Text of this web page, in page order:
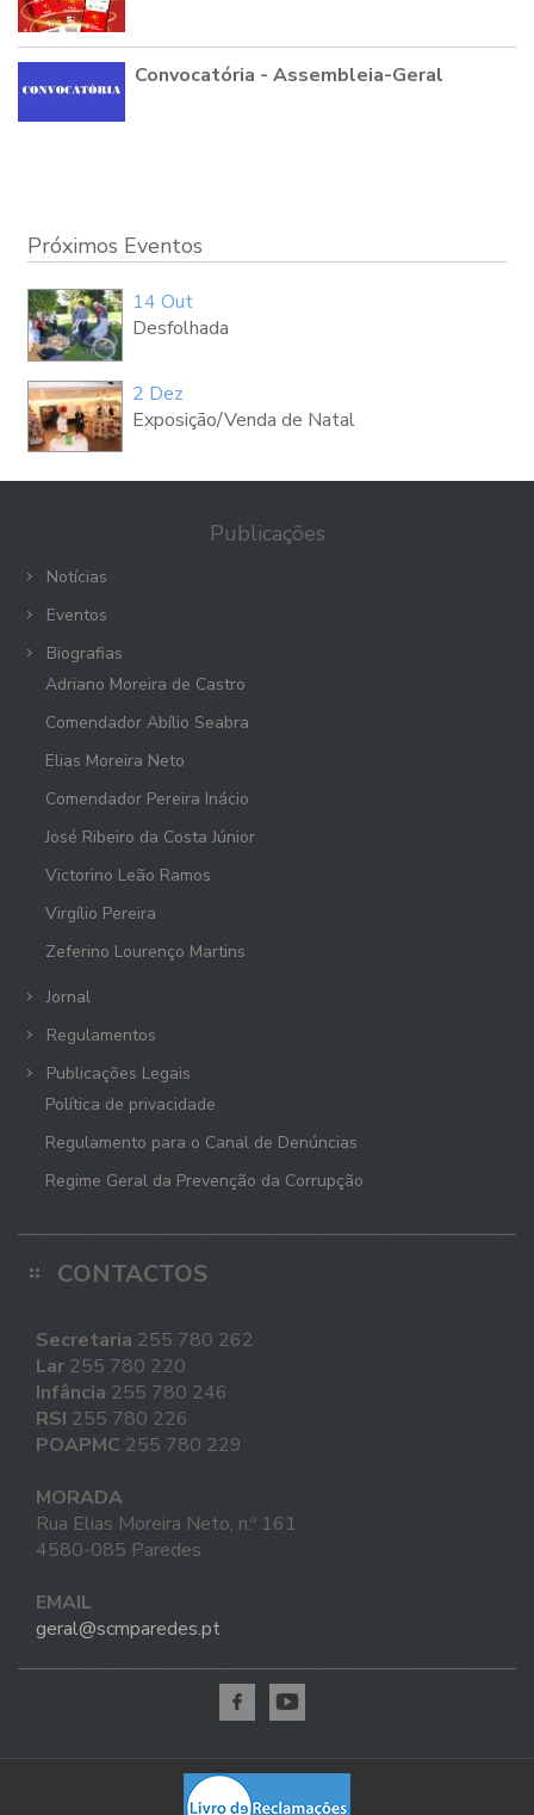
Convocatória - Assembleia-Geral
Próximos Eventos
14 Out
Desfolhada
2 Dez
Exposição/Venda de Natal
Publicações
Notícias
Eventos
Biografias
Adriano Moreira de Castro
Comendador Abílio Seabra
Elias Moreira Neto
Comendador Pereira Inácio
José Ribeiro da Costa Júnior
Victorino Leão Ramos
Virgílio Pereira
Zeferino Lourenço Martins
Jornal
Regulamentos
Publicações Legais
Política de privacidade
Regulamento para o Canal de Denúncias
Regime Geral da Prevenção da Corrupção
CONTACTOS
Secretaria 255 780 262
Lar 255 780 220
Infância 255 780 246
RSI 255 780 226
POAPMC 255 780 229
MORADA
Rua Elias Moreira Neto, n.º 161
4580-085 Paredes
EMAIL
geral@scmparedes.pt